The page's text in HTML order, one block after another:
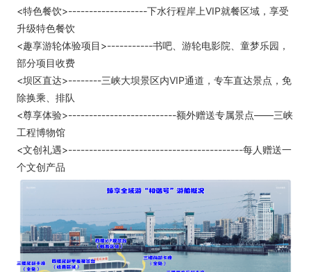
<特色餐饮>-------------------下水行程岸上VIP就餐区域，享受
升级特色餐饮
<趣享游轮体验项目>-----------书吧、游轮电影院、童梦乐园，
部分项目收费
<坝区直达>--------三峡大坝景区内VIP通道，专车直达景点，免
除换乘、排队
<尊享体验>--------------------------额外赠送专属景点——三峡
工程博物馆
<文创礼遇>------------------------------------------每人赠送一
个文创产品